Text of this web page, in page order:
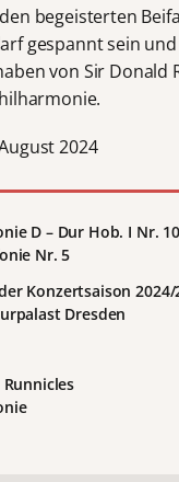
begeisterten
gespannt sein
von Sir Donald
2024
D – Dur Hob. I Nr.
Nr. 5
Konzertsaison 2024/
Dresden